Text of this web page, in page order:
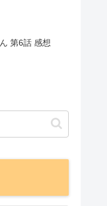
第6話 感想